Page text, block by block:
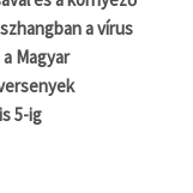
a vírus
Magyar
5-ig